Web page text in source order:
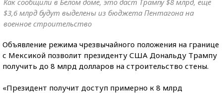
Как сообщили в Белом доме, это даст Трампу $8 млрд, еще
$3,6 млрд будут выделены из бюджета Пентагона на
военное строительство
Объявление режима чрезвычайного положения на границе
с Мексикой позволит президенту США Дональду Трампу
получить до 8 млрд долларов на строительство стены.
«Президент получит доступ примерно к 8 млрд